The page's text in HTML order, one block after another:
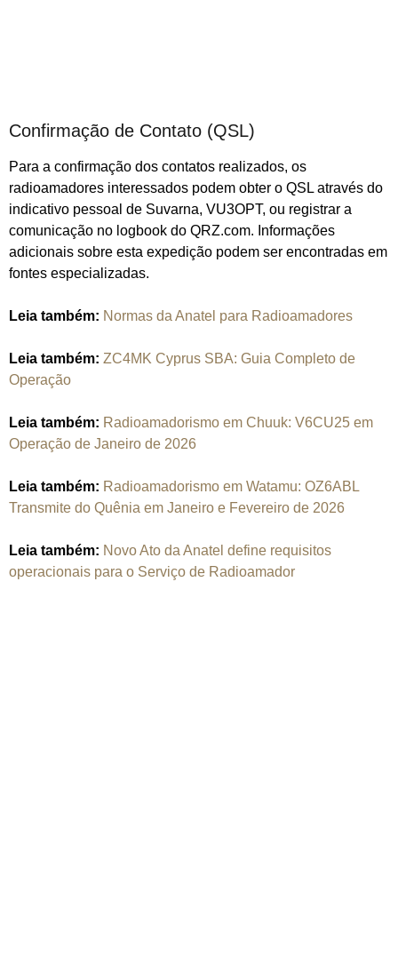
Confirmação de Contato (QSL)
Para a confirmação dos contatos realizados, os
radioamadores interessados podem obter o QSL através do
indicativo pessoal de Suvarna, VU3OPT, ou registrar a
comunicação no logbook do QRZ.com. Informações
adicionais sobre esta expedição podem ser encontradas em
fontes especializadas.
Leia também: Normas da Anatel para Radioamadores
Leia também: ZC4MK Cyprus SBA: Guia Completo de
Operação
Leia também: Radioamadorismo em Chuuk: V6CU25 em
Operação de Janeiro de 2026
Leia também: Radioamadorismo em Watamu: OZ6ABL
Transmite do Quênia em Janeiro e Fevereiro de 2026
Leia também: Novo Ato da Anatel define requisitos
operacionais para o Serviço de Radioamador